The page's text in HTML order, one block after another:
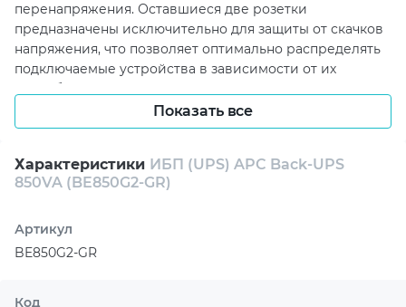
перенапряжения. Оставшиеся две розетки
предназначены исключительно для защиты от скачков
напряжения, что позволяет оптимально распределять
подключаемые устройства в зависимости от их
потребностей в защите и питании. Номинальная
энергия импульсного перенапряжения составляет 310
джоулей, что гарантирует эффективную защиту от
ИБП APC Back-UPS 850VA разработан с учетом
поддержание работы нескольких энергоемких
Устройство способно значительно продлить время
особенно актуально в случае внезапных отключений
Показать все
Характеристики ИБП (UPS) APC Back-UPS
850VA (BE850G2-GR)
Артикул
BE850G2-GR
Код